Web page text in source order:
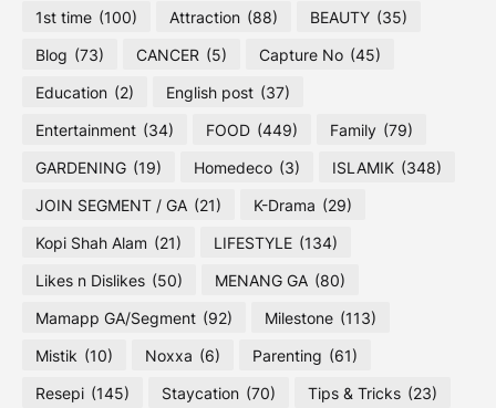
1st time (100) Attraction (88) BEAUTY (35)
Blog (73) CANCER (5) Capture No (45)
Education (2) English post (37)
Entertainment (34) FOOD (449) Family (79)
GARDENING (19) Homedeco (3) ISLAMIK (348)
JOIN SEGMENT / GA (21) K-Drama (29)
Kopi Shah Alam (21) LIFESTYLE (134)
Likes n Dislikes (50) MENANG GA (80)
Mamapp GA/Segment (92) Milestone (113)
Mistik (10) Noxxa (6) Parenting (61)
Resepi (145) Staycation (70) Tips & Tricks (23)